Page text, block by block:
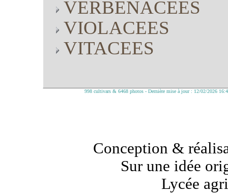
VERBENACEES
VIOLACEES
VITACEES
998 cultivars & 6468 photos - Dernière mise à jour : 12/02/2026
Conception &
Sur une idée
Lycée